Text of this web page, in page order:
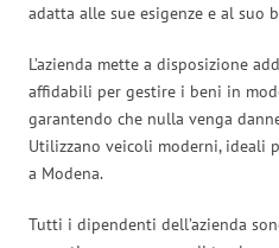
adatta alle sue esigenze e al suo
L’azienda mette a disposizione
affidabili per gestire i beni in
garantendo che nulla venga
Utilizzano veicoli moderni, ideali
a Modena.
Tutti i dipendenti dell’azienda